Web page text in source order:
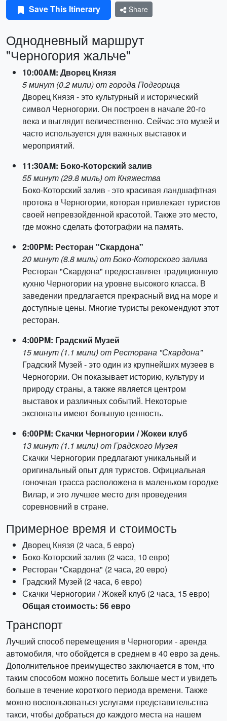
Save This Itinerary Share
Однодневный маршрут
"Черногория жальче"
10:00AM: Дворец Князя
5 минут (0.2 мили) от города Подгорица
Дворец Князя - это культурный и исторический
символ Черногории. Он построен в начале 20-го
века и выглядит величественно. Сейчас это музей и
часто используется для важных выставок и
мероприятий.
11:30AM: Боко-Которский залив
55 минут (29.8 миль) от Княжества
Боко-Которский залив - это красивая ландшафтная
протока в Черногории, которая привлекает туристов
своей непревзойденной красотой. Также это место,
где можно сделать фотографии на память.
2:00PM: Ресторан "Скардона"
20 минут (8.8 миль) от Боко-Которского залива
Ресторан "Скардона" предоставляет традиционную
кухню Черногории на уровне высокого класса. В
заведении предлагается прекрасный вид на море и
доступные цены. Многие туристы рекомендуют этот
ресторан.
4:00PM: Градский Музей
15 минут (1.1 мили) от Ресторана "Скардона"
Градский Музей - это один из крупнейших музеев в
Черногории. Он показывает историю, культуру и
природу страны, а также является центром
выставок и различных событий. Некоторые
экспонаты имеют большую ценность.
6:00PM: Скачки Черногории / Жокеи клуб
13 минут (1.1 мили) от Градского Музея
Скачки Черногории предлагают уникальный и
оригинальный опыт для туристов. Официальная
гоночная трасса расположена в маленьком городке
Вилар, и это лучшее место для проведения
соревновний в стране.
Примерное время и стоимость
Дворец Князя (2 часа, 5 евро)
Боко-Которский залив (2 часа, 10 евро)
Ресторан "Скардона" (2 часа, 20 евро)
Градский Музей (2 часа, 6 евро)
Скачки Черногории / Жокей клуб (2 часа, 15 евро)
Общая стоимость: 56 евро
Транспорт
Лучший способ перемещения в Черногории - аренда
автомобиля, что обойдется в среднем в 40 евро за день.
Дополнительное преимущество заключается в том, что
таким способом можно посетить больше мест и увидеть
больше в течение короткого периода времени. Также
можно воспользоваться услугами представительства
такси, чтобы добраться до каждого места на нашем